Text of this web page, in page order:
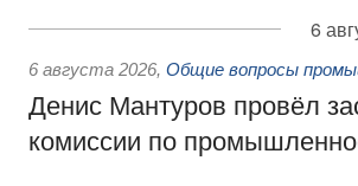
6
6 августа 2026, Общие вопросы
Денис Мантуров провёл
комиссии по